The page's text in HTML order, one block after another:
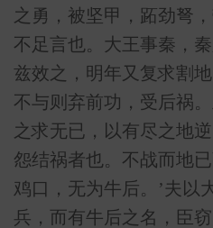
之勇，被坚甲，跖劲弩
不足言也。大王事秦，
兹效之，明年又复求割
不与则弃前功，受后祸
之求无已，以有尽之地
怨结祸者也。不战而地
鸡口，无为牛后。’夫以
兵，而有牛后之名，臣